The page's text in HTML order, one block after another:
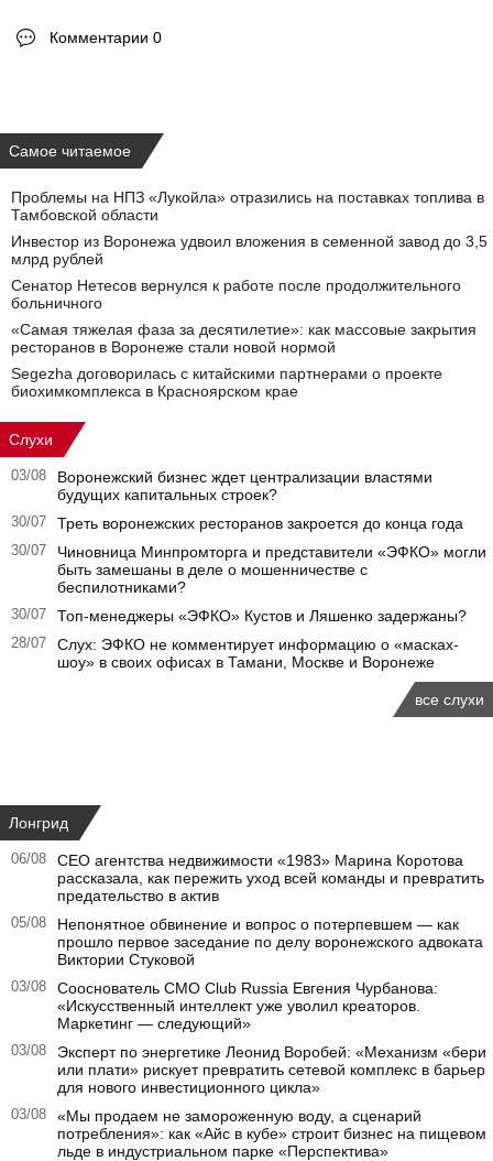
Комментарии 0
Самое читаемое
Проблемы на НПЗ «Лукойла» отразились на поставках топлива в
Тамбовской области
Инвестор из Воронежа удвоил вложения в семенной завод до 3,5
млрд рублей
Сенатор Нетесов вернулся к работе после продолжительного
больничного
«Самая тяжелая фаза за десятилетие»: как массовые закрытия
ресторанов в Воронеже стали новой нормой
Segezha договорилась с китайскими партнерами о проекте
биохимкомплекса в Красноярском крае
Слухи
03/08
Воронежский бизнес ждет централизации властями
будущих капитальных строек?
30/07 Треть воронежских ресторанов закроется до конца года
30/07
Чиновница Минпромторга и представители «ЭФКО» могли
быть замешаны в деле о мошенничестве с
беспилотниками?
30/07 Топ-менеджеры «ЭФКО» Кустов и Ляшенко задержаны?
28/07
Слух: ЭФКО не комментирует информацию о «масках-
шоу» в своих офисах в Тамани, Москве и Воронеже
все слухи
Лонгрид
06/08
CEO агентства недвижимости «1983» Марина Коротова
рассказала, как пережить уход всей команды и превратить
предательство в актив
05/08
Непонятное обвинение и вопрос о потерпевшем — как
прошло первое заседание по делу воронежского адвоката
Виктории Стуковой
03/08
Сооснователь CMO Club Russia Евгения Чурбанова:
«Искусственный интеллект уже уволил креаторов.
Маркетинг — следующий»
03/08
Эксперт по энергетике Леонид Воробей: «Механизм «бери
или плати» рискует превратить сетевой комплекс в барьер
для нового инвестиционного цикла»
03/08
«Мы продаем не замороженную воду, а сценарий
потребления»: как «Айс в кубе» строит бизнес на пищевом
льде в индустриальном парке «Перспектива»